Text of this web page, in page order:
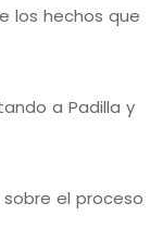
los hechos que
a Padilla y
el proceso